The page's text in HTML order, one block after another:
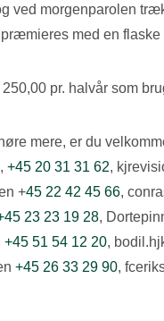
ved morgenparolen
med en
250,00 pr. halvår som
mere, er du
+45 20 31 31 62,
+45 22 42 45 66,
23 23 19 28,
+45 51 54 12 20,
+45 26 33 29 90,